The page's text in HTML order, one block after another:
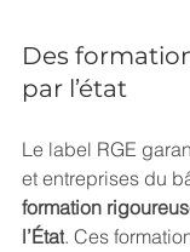
Des
par l’état
Le label RGE
et entreprises du
formation
l’État. Ces